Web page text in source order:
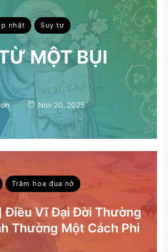
nhặt Suy tư
MỘT BỤI
Nov 20, 2025
Trăm hoa đua nở
Điều Vĩ Đại Đời Thường
Thường Một Cách Phi